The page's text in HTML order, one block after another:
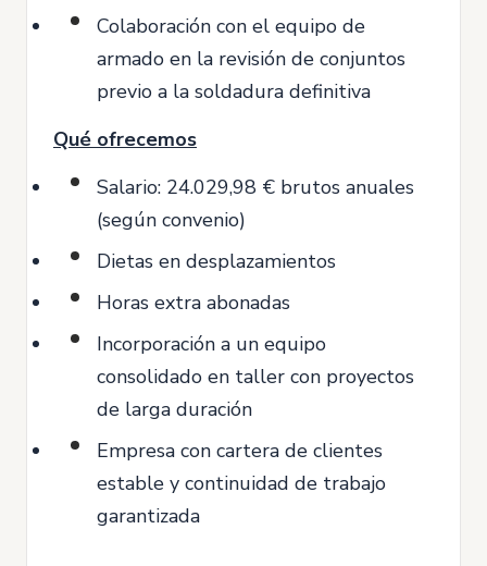
Colaboración con el equipo de
armado en la revisión de conjuntos
previo a la soldadura definitiva
Qué ofrecemos
Salario: 24.029,98 € brutos anuales
(según convenio)
Dietas en desplazamientos
Horas extra abonadas
Incorporación a un equipo
consolidado en taller con proyectos
de larga duración
Empresa con cartera de clientes
estable y continuidad de trabajo
garantizada